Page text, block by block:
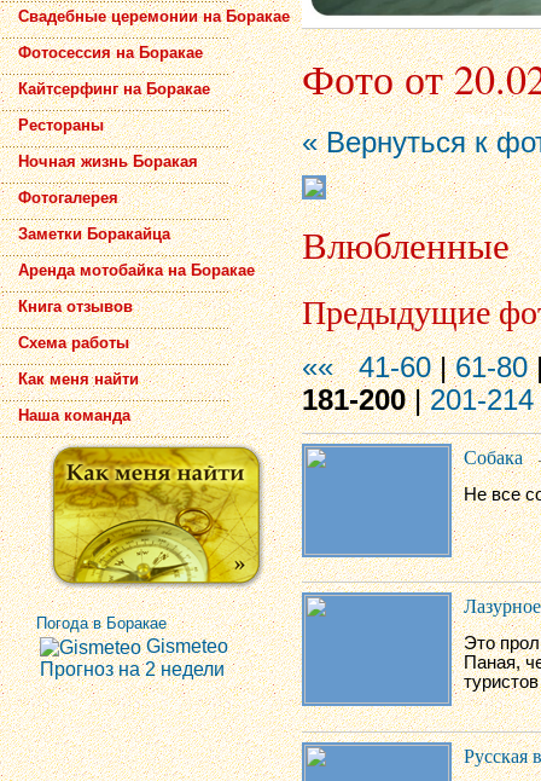
Свадебные церемонии на Боракае
Фотосессия на Боракае
Кайтсерфинг на Боракае
Рестораны
Ночная жизнь Боракая
Фотогалерея
Заметки Боракайца
Аренда мотобайка на Боракае
Книга отзывов
Схема работы
Как меня найти
Наша команда
Погода в Боракае
Gismeteo
Прогноз на 2 недели
Фото от
« Вернуться к
Влюбленные
Предыдущие
«« 41-60|61-80
181-200|201-214
Собака
Не все
Это
Паная,
Русская